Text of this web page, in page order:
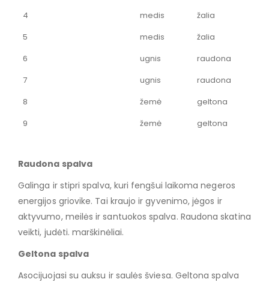
4
medis
žalia
5
medis
žalia
6
ugnis
raudona
7
ugnis
raudona
8
žemė
geltona
9
žemė geltona
Raudona spalva
Galinga ir stipri spalva, kuri fengšui laikoma negeros
energijos griovike. Tai kraujo ir gyvenimo, jėgos ir
aktyvumo, meilės ir santuokos spalva. Raudona skatina
veikti, judėti. marškinėliai.
Geltona spalva
Asocijuojasi su auksu ir saulės šviesa. Geltona spalva